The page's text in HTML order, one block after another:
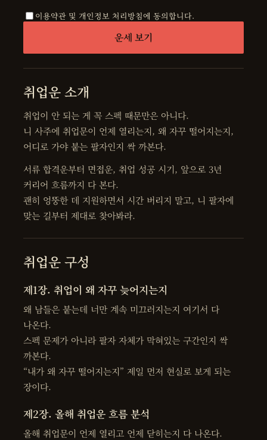
이용약관 및 개인정보 처리방침에 동의합니다.
운세 보기
취업운 소개
취업이 안 되는 게 꼭 스펙 때문만은 아니다.
니 사주에 취업문이 언제 열리는지, 왜 자꾸 떨어지는지,
어디로 가야 붙는 팔자인지 싹 까본다.
서류 합격운부터 면접운, 취업 성공 시기, 앞으로 3년
커리어 흐름까지 다 본다.
괜히 엉뚱한 데 지원하면서 시간 버리지 말고, 니 팔자에
맞는 길부터 제대로 찾아봐라.
취업운 구성
제1장. 취업이 왜 자꾸 늦어지는지
왜 남들은 붙는데 너만 계속 미끄러지는지 여기서 다
나온다.
스펙 문제가 아니라 팔자 자체가 막혀있는 구간인지 싹
까본다.
“내가 왜 자꾸 떨어지는지” 제일 먼저 현실로 보게 되는
장이다.
제2장. 올해 취업운 흐름 분석
올해 취업문이 언제 열리고 언제 닫히는지 다 나온다.